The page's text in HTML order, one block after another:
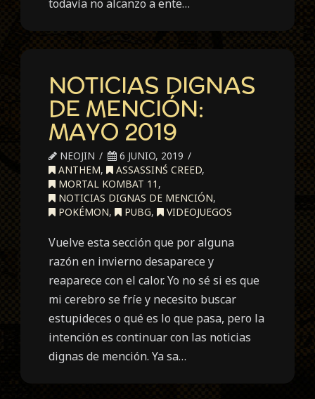
todavía no alcanzo a ente…
NOTICIAS DIGNAS
DE MENCIÓN:
MAYO 2019
NEOJIN
6 JUNIO, 2019
ANTHEM, ASSASSINŚ CREED,
MORTAL KOMBAT 11 ,
NOTICIAS DIGNAS DE MENCIÓN,
POKÉMON, PUBG, VIDEOJUEGOS
Vuelve esta sección que por alguna
razón en invierno desaparece y
reaparece con el calor. Yo no sé si es que
mi cerebro se fríe y necesito buscar
estupideces o qué es lo que pasa, pero la
intención es continuar con las noticias
dignas de mención. Ya sa…